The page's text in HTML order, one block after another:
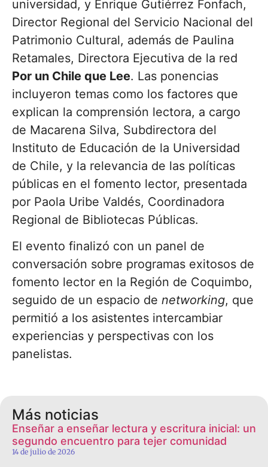
universidad, y Enrique Gutiérrez Fonfach,
Director Regional del Servicio Nacional del
Patrimonio Cultural, además de Paulina
Retamales, Directora Ejecutiva de la red
Por un Chile que Lee. Las ponencias
incluyeron temas como los factores que
explican la comprensión lectora, a cargo
de Macarena Silva, Subdirectora del
Instituto de Educación de la Universidad
de Chile, y la relevancia de las políticas
públicas en el fomento lector, presentada
por Paola Uribe Valdés, Coordinadora
Regional de Bibliotecas Públicas.
El evento finalizó con un panel de
conversación sobre programas exitosos de
fomento lector en la Región de Coquimbo,
seguido de un espacio de networking, que
permitió a los asistentes intercambiar
experiencias y perspectivas con los
panelistas.
Más noticias
Enseñar a enseñar lectura y escritura inicial: un
segundo encuentro para tejer comunidad
14 de julio de 2026